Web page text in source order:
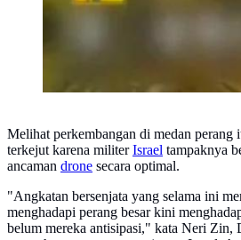
Melihat perkembangan di medan perang
terkejut karena militerIsrael tampaknya
ancaman drone secara optimal.
"Angkatan bersenjata yang selama ini
menghadapi perang besar kini
belum mereka antisipasi," kata Neri Zin,